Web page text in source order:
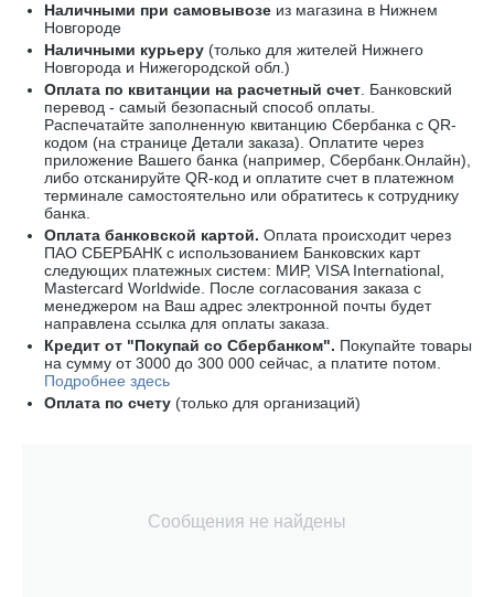
Наличными при самовывозе из магазина в Нижнем
Новгороде
Наличными курьеру (только для жителей Нижнего
Новгорода и Нижегородской обл.)
Оплата по квитанции на расчетный счет. Банковский
перевод - самый безопасный способ оплаты.
Распечатайте заполненную квитанцию Сбербанка с QR-
кодом (на странице Детали заказа). Оплатите через
приложение Вашего банка (например, Сбербанк.Онлайн),
либо отсканируйте QR-код и оплатите счет в платежном
терминале самостоятельно или обратитесь к сотруднику
банка.
Оплата банковской картой. Оплата происходит через
ПАО СБЕРБАНК с использованием Банковских карт
следующих платежных систем: МИР, VISA International,
Mastercard Worldwide. После согласования заказа с
менеджером на Ваш адрес электронной почты будет
направлена ссылка для оплаты заказа.
Кредит от "Покупай со Сбербанком". Покупайте товары
на сумму от 3000 до 300 000 сейчас, а платите потом.
Подробнее здесь
Оплата по счету (только для организаций)
Сообщения не найдены